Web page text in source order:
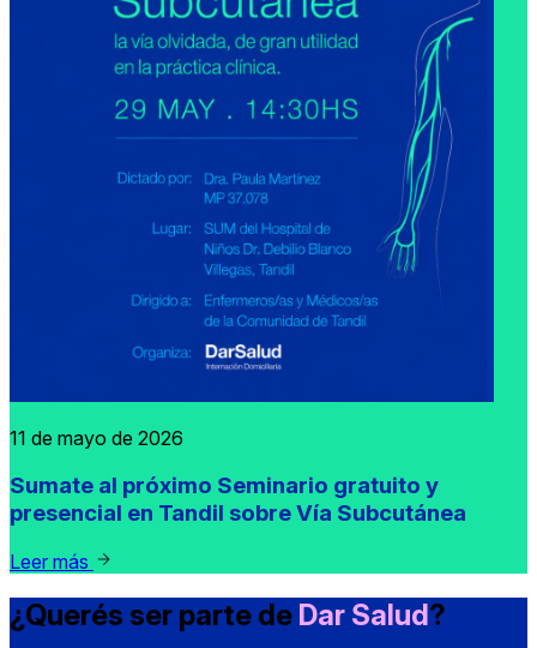
11 de mayo de 2026
Sumate al próximo Seminario gratuito y
presencial en Tandil sobre Vía Subcutánea
Leer más
¿Querés ser parte de Dar Salud?